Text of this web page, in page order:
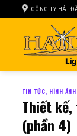
to
CÔNG TY HẢI
TIN TỨC, HÌNH
Thiết
(phần 4)